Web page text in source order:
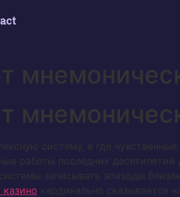
систему, в где
работы последних
записывать эпизоды
казино кардинально сказывается